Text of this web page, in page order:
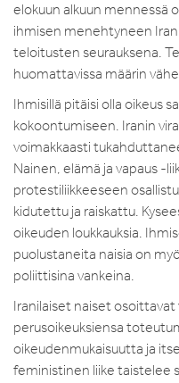
elokuun alkuun mennessä
ihmisen menehtyneen
teloitusten seurauksena.
huomattavissa määrin
Ihmisillä pitäisi olla oikeus
kokoontumiseen. Iranin
voimakkaasti
Nainen, elämä ja vapaus -
protestiliikkeeseen
kidutettu ja raiskattu.
oikeuden loukkauksia.
puolustaneita naisia on
poliittisina vankeina.
Iranilaiset naiset
perusoikeuksiensa
oikeudenmukaisuutta ja
feministinen liike taistelee